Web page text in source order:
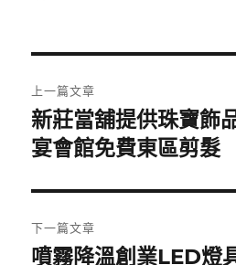
章
導
覽
上一篇文章
上
一
文
章:
新莊當舖提供珠寶飾
宴會館免費東區剪髮
下一篇文章
下
噴霧降溫創業LED燈